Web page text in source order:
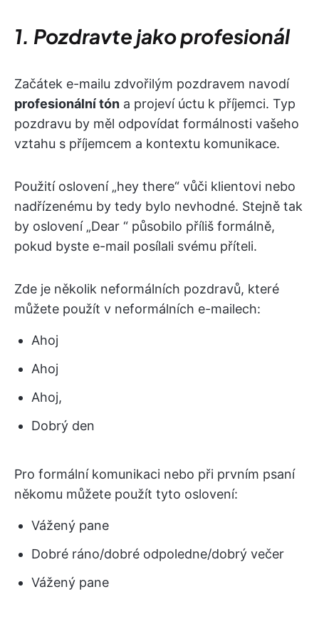
1. Pozdravte jako profesionál
Začátek e-mailu zdvořilým pozdravem navodí
profesionální tón a projeví úctu k příjemci. Typ
pozdravu by měl odpovídat formálnosti vašeho
vztahu s příjemcem a kontextu komunikace.
Použití oslovení „hey there“ vůči klientovi nebo
nadřízenému by tedy bylo nevhodné. Stejně tak
by oslovení „Dear “ působilo příliš formálně,
pokud byste e-mail posílali svému příteli.
Zde je několik neformálních pozdravů, které
můžete použít v neformálních e-mailech:
Ahoj
Ahoj
Ahoj,
Dobrý den
Pro formální komunikaci nebo při prvním psaní
někomu můžete použít tyto oslovení:
Vážený pane
Dobré ráno/dobré odpoledne/dobrý večer
Vážený pane